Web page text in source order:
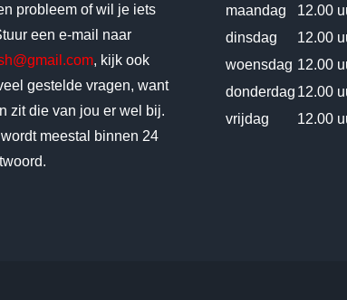
probleem of wil je iets
een e-mail naar
, kijk ook
gestelde vragen, want
zit die van jou er wel bij.
meestal binnen 24
maandag
12.00
dinsdag
12.00
woensdag 12.00
donderdag 12.00
vrijdag
12.00